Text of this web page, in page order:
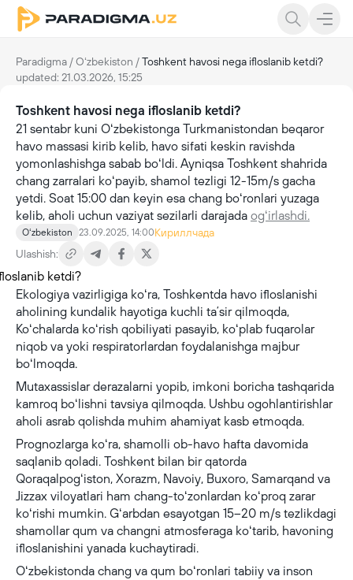
Paradigma /Oʻzbekiston /Toshkent havosi nega ifloslanib ketdi?
updated: 21.03.2026, 15:25
Toshkent havosi nega ifloslanib ketdi?
21 sentabr kuni Oʻzbekistonga Turkmanistondan beqaror
havo massasi kirib kelib, havo sifati keskin ravishda
yomonlashishga sabab boʻldi. Ayniqsa Toshkent shahrida
chang zarralari koʻpayib, shamol tezligi 12-15m/s gacha
yetdi. Soat 15:00 dan keyin esa chang boʻronlari yuzaga
kelib, aholi uchun vaziyat sezilarli darajada ogʻirlashdi.
Oʻzbekiston 23.09.2025, 14:00Кириллчада
Ulashish:
Ekologiya vazirligiga koʻra, Toshkentda havo ifloslanishi
aholining kundalik hayotiga kuchli taʼsir qilmoqda,
Koʻchalarda koʻrish qobiliyati pasayib, koʻplab fuqarolar
niqob va yoki respiratorlardan foydalanishga majbur
boʻlmoqda.
Mutaxassislar derazalarni yopib, imkoni boricha tashqarida
kamroq boʻlishni tavsiya qilmoqda. Ushbu ogohlantirishlar
aholi asrab qolishda muhim ahamiyat kasb etmoqda.
Prognozlarga koʻra, shamolli ob-havo hafta davomida
saqlanib qoladi. Toshkent bilan bir qatorda
Qoraqalpogʻiston, Xorazm, Navoiy, Buxoro, Samarqand va
Jizzax viloyatlari ham chang-toʻzonlardan koʻproq zarar
koʻrishi mumkin. Gʻarbdan esayotgan 15–20 m/s tezlikdagi
shamollar qum va changni atmosferaga koʻtarib, havoning
ifloslanishini yanada kuchaytiradi.
Oʻzbekistonda chang va qum boʻronlari tabiiy va inson